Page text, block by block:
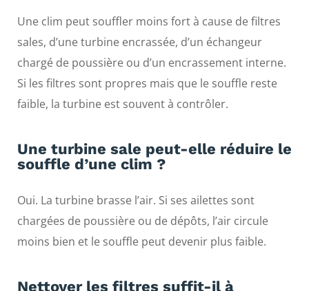
Une clim peut souffler moins fort à cause de filtres
sales, d’une turbine encrassée, d’un échangeur
chargé de poussière ou d’un encrassement interne.
Si les filtres sont propres mais que le souffle reste
faible, la turbine est souvent à contrôler.
Une turbine sale peut-elle réduire le
souffle d’une clim ?
Oui. La turbine brasse l’air. Si ses ailettes sont
chargées de poussière ou de dépôts, l’air circule
moins bien et le souffle peut devenir plus faible.
Nettoyer les filtres suffit-il à